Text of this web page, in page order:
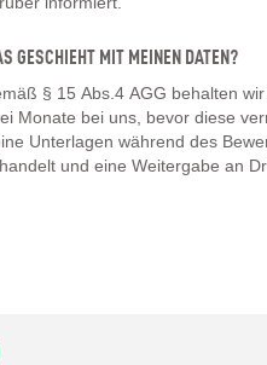
GESCHIEHT MIT MEINEN DATEN?
§ 15 Abs.4 AGG behalten
Monate bei uns, bevor diese
Unterlagen während des
und eine Weitergabe an